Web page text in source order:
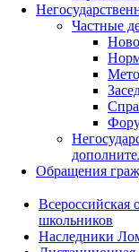
Частные
Обращения
Всероссийская
школьников
Наследники